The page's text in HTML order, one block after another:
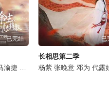
娟 王永泉 石云鹏 岳旸 赵千紫 宁
韩承羽
已完结
渝捷 李沐宸 李昀锐 王成阳 赵诗意
已
长相思第二季
杨紫 张晚意 邓为 代露